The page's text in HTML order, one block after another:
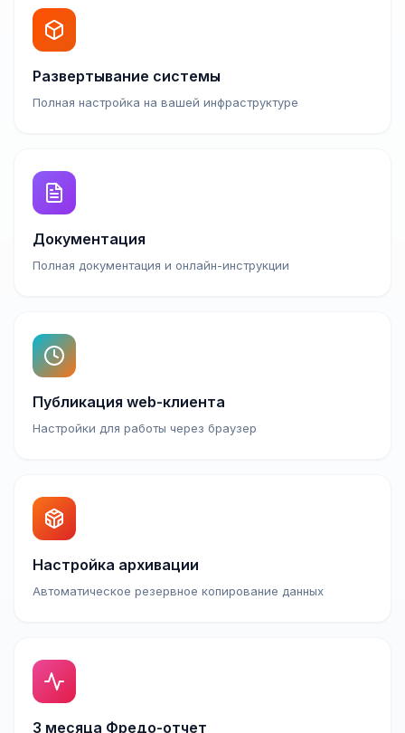
Развертывание системы
Полная настройка на вашей инфраструктуре
Документация
Полная документация и онлайн-инструкции
Публикация web-клиента
Настройки для работы через браузер
Настройка архивации
Автоматическое резервное копирование данных
3 месяца Фредо-отчет